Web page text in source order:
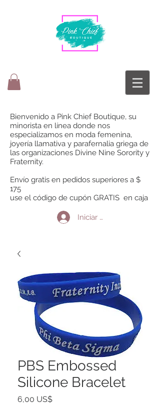
Bienvenido a Pink Chief Boutique, su
minorista en línea donde nos
especializamos en moda femenina,
joyería llamativa y parafernalia griega de
las organizaciones Divine Nine Sorority y
Fraternity.
Envío gratis en pedidos superiores a $
175
use el código de cupón GRATIS en caja
Iniciar sesión
PBS Embossed
Silicone Bracelet
6,00 US$Precio